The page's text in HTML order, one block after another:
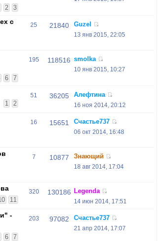
2 3
с
25 21840 Guzel
13 янв 2015, 22:05
6 7
195 118516 smolka
10 янв 2015, 10:27
1 2
51 36205 Алефтина
16 ноя 2014, 20:12
16 15651 Счастье737
06 окт 2014, 16:48
7 10877 Знающий
18 авг 2014, 17:04
11
320 130186 Legenda
14 июн 2014, 17:51
-
6 7
203 97082 Счастье737
21 апр 2014, 17:07